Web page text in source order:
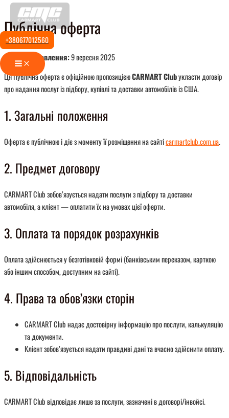
Перейти
до
вмісту
+380677012560
Main
Menu
Публічна оферта
Останнє оновлення:9 вересня 2025
Ця Публічна оферта є офіційною пропозицієюCARMART Clubукласти договір
про надання послуг із підбору, купівлі та доставки автомобілів із США.
1. Загальні положення
Оферта є публічною і діє з моменту її розміщення на сайтіcarmartclub.com.ua.
2. Предмет договору
CARMART Club зобов’язується надати послуги з підбору та доставки
автомобіля, а клієнт — оплатити їх на умовах цієї оферти.
3. Оплата та порядок розрахунків
Оплата здійснюється у безготівковій формі (банківським переказом, карткою
або іншим способом, доступним на сайті).
4. Права та обов’язки сторін
CARMART Club надає достовірну інформацію про послуги, калькуляцію
та документи.
Клієнт зобов’язується надати правдиві дані та вчасно здійснити оплату.
5. Відповідальність
CARMART Club відповідає лише за послуги, зазначені в договорі/інвойсі.